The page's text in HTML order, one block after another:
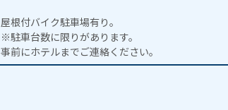
屋根付バイク駐車場有り。
※駐車台数に限りがあります。
事前にホテルまでご連絡ください。